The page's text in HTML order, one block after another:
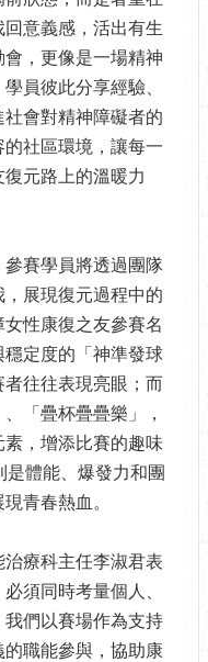
意義感，活出有生
，更像是一場精神
員彼此分享經驗、
會對精神障礙者的
社區環境，讓每一
元路上的溫暖力
賽學員將透過團隊
展現復元過程中的
性康復之友參賽名
定度的「神準發球
往往表現亮眼；而
「疊杯疊疊樂」，
，增添比賽的趣味
是體能、爆發力和團
青春熱血。
療科主任李淑君表
須同時考量個人、
們以賽場作為支持
職能參與，協助康